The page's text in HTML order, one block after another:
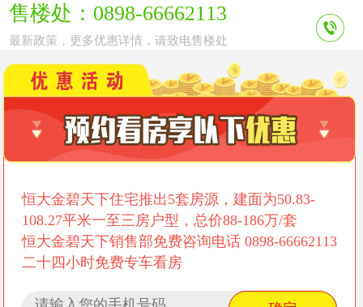
售楼处：0898-66662113
最新政策，更多优惠详情，请致电售楼处
恒大金碧天下住宅推出5套房源，建面为50.83-
108.27平米一至三房户型，总价88-186万/套
恒大金碧天下销售部免费咨询电话 0898-66662113
二十四小时免费专车看房